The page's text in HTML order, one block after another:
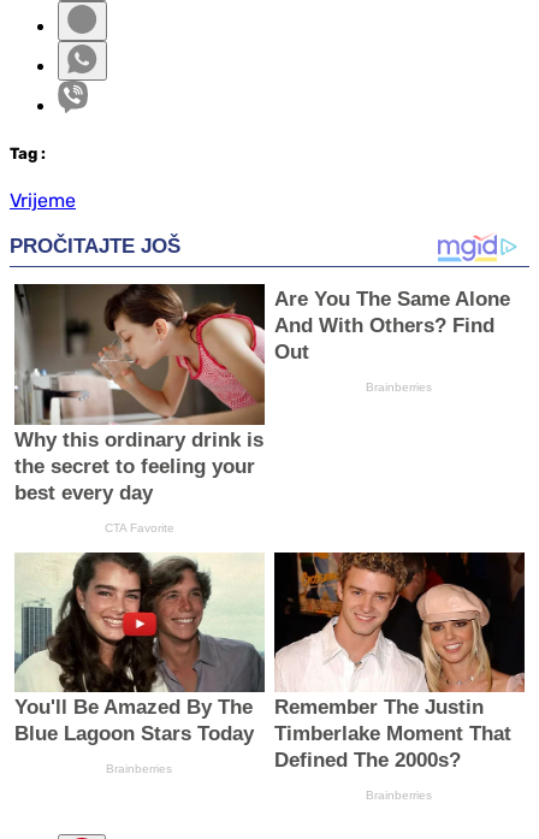
Tag :
Vrijeme